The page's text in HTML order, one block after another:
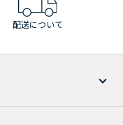
配送について